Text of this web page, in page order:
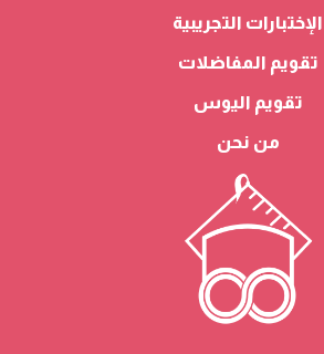
الإختبارات التجريبية
تقويم المفاضلات
تقويم اليوس
من نحن